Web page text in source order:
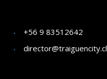
+56 9 83512642
director@traiguencity.cl